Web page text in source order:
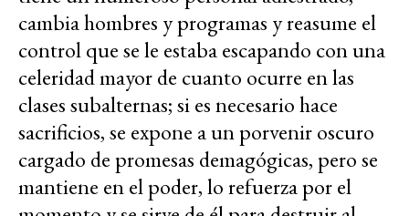
cambia hombres y programas y reasume el
control que se le estaba escapando con una
celeridad mayor de cuanto ocurre en las
clases subalternas; si es necesario hace
sacrificios, se expone a un porvenir oscuro
cargado de promesas demagógicas, pero se
mantiene en el poder, lo refuerza por el